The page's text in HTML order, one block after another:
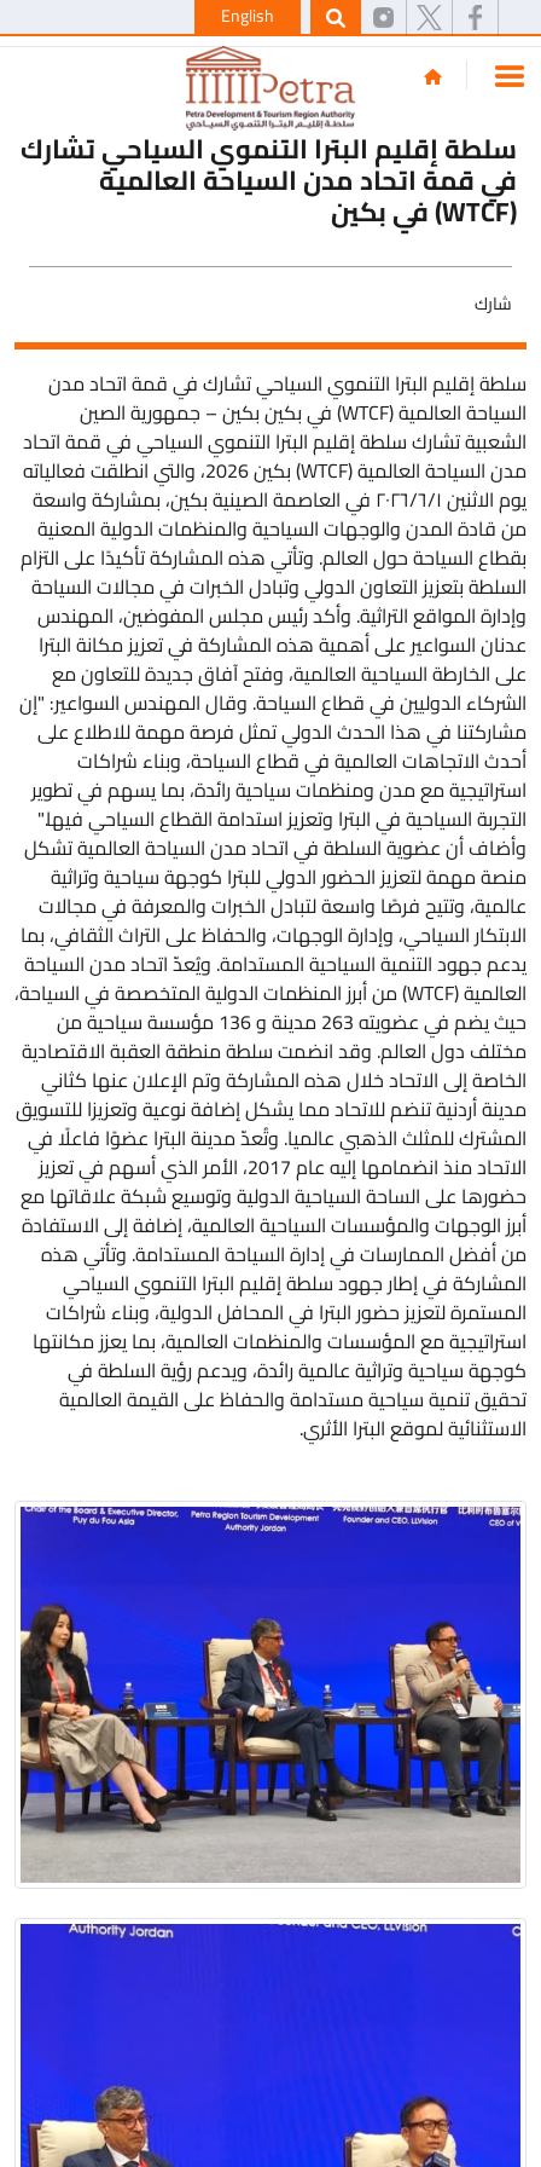
English
سلطة إقليم البترا التنموي السياحي تشارك
في قمة اتحاد مدن السياحة العالمية
(WTCF) في بكين
شارك
سلطة إقليم البترا التنموي السياحي تشارك في قمة اتحاد مدن
السياحة العالمية (WTCF) في بكين بكين – جمهورية الصين
الشعبية تشارك سلطة إقليم البترا التنموي السياحي في قمة اتحاد
مدن السياحة العالمية (WTCF) بكين 2026، والتي انطلقت فعالياته
يوم الاثنين ٢٠٢٦/٦/١ في العاصمة الصينية بكين، بمشاركة واسعة
من قادة المدن والوجهات السياحية والمنظمات الدولية المعنية
بقطاع السياحة حول العالم. وتأتي هذه المشاركة تأكيدًا على التزام
السلطة بتعزيز التعاون الدولي وتبادل الخبرات في مجالات السياحة
وإدارة المواقع التراثية. وأكد رئيس مجلس المفوضين، المهندس
عدنان السواعير على أهمية هذه المشاركة في تعزيز مكانة البترا
على الخارطة السياحية العالمية، وفتح آفاق جديدة للتعاون مع
الشركاء الدوليين في قطاع السياحة. وقال المهندس السواعير: "إن
مشاركتنا في هذا الحدث الدولي تمثل فرصة مهمة للاطلاع على
أحدث الاتجاهات العالمية في قطاع السياحة، وبناء شراكات
استراتيجية مع مدن ومنظمات سياحية رائدة، بما يسهم في تطوير
التجربة السياحية في البترا وتعزيز استدامة القطاع السياحي فيها."
وأضاف أن عضوية السلطة في اتحاد مدن السياحة العالمية تشكل
منصة مهمة لتعزيز الحضور الدولي للبترا كوجهة سياحية وتراثية
عالمية، وتتيح فرصًا واسعة لتبادل الخبرات والمعرفة في مجالات
الابتكار السياحي، وإدارة الوجهات، والحفاظ على التراث الثقافي، بما
يدعم جهود التنمية السياحية المستدامة. ويُعدّ اتحاد مدن السياحة
العالمية (WTCF) من أبرز المنظمات الدولية المتخصصة في السياحة،
حيث يضم في عضويته 263 مدينة و 136 مؤسسة سياحية من
مختلف دول العالم. وقد انضمت سلطة منطقة العقبة الاقتصادية
الخاصة إلى الاتحاد خلال هذه المشاركة وتم الإعلان عنها كثاني
مدينة أردنية تنضم للاتحاد مما يشكل إضافة نوعية وتعزيزا للتسويق
المشترك للمثلث الذهبي عالميا. وتُعدّ مدينة البترا عضوًا فاعلًا في
الاتحاد منذ انضمامها إليه عام 2017، الأمر الذي أسهم في تعزيز
حضورها على الساحة السياحية الدولية وتوسيع شبكة علاقاتها مع
أبرز الوجهات والمؤسسات السياحية العالمية، إضافة إلى الاستفادة
من أفضل الممارسات في إدارة السياحة المستدامة. وتأتي هذه
المشاركة في إطار جهود سلطة إقليم البترا التنموي السياحي
المستمرة لتعزيز حضور البترا في المحافل الدولية، وبناء شراكات
استراتيجية مع المؤسسات والمنظمات العالمية، بما يعزز مكانتها
كوجهة سياحية وتراثية عالمية رائدة، ويدعم رؤية السلطة في
تحقيق تنمية سياحية مستدامة والحفاظ على القيمة العالمية
الاستثنائية لموقع البترا الأثري.